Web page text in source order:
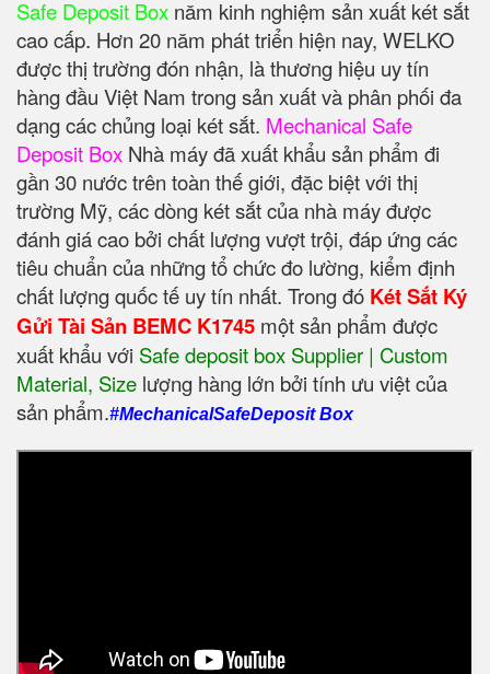
Safe Deposit Box năm kinh nghiệm sản xuất két sắt
cao cấp. Hơn 20 năm phát triển hiện nay, WELKO
được thị trường đón nhận, là thương hiệu uy tín
hàng đầu Việt Nam trong sản xuất và phân phối đa
dạng các chủng loại két sắt. Mechanical Safe
Deposit Box Nhà máy đã xuất khẩu sản phẩm đi
gần 30 nước trên toàn thế giới, đặc biệt với thị
trường Mỹ, các dòng két sắt của nhà máy được
đánh giá cao bởi chất lượng vượt trội, đáp ứng các
tiêu chuẩn của những tổ chức đo lường, kiểm định
chất lượng quốc tế uy tín nhất. Trong đó Két Sắt Ký
Gửi Tài Sản BEMC K1745 một sản phẩm được
xuất khẩu với Safe deposit box Supplier | Custom
Material, Size ‎ lượng hàng lớn bởi tính ưu việt của
sản phẩm.#MechanicalSafeDeposit Box